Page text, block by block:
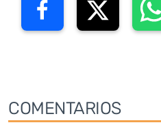
COMENTARIOS